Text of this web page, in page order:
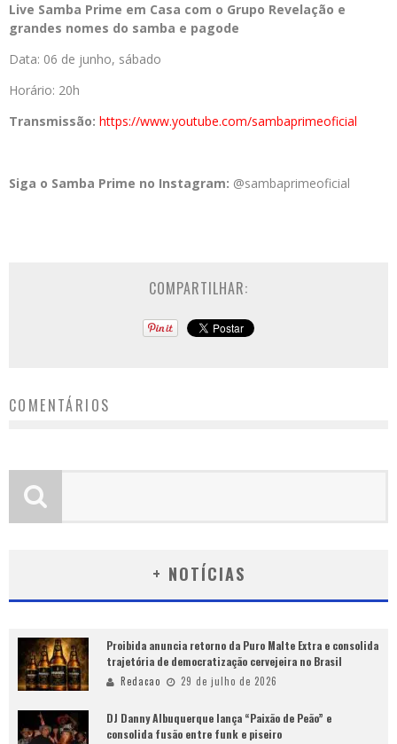
Live Samba Prime em Casa com o Grupo Revelação e
grandes nomes do samba e pagode
Data: 06 de junho, sábado
Horário: 20h
Transmissão: https://www.youtube.com/sambaprimeoficial
Siga o Samba Prime no Instagram: @sambaprimeoficial
COMPARTILHAR:
COMENTÁRIOS
+ NOTÍCIAS
Proibida anuncia retorno da Puro Malte Extra e consolida
trajetória de democratização cervejeira no Brasil
Redacao 29 de julho de 2026
DJ Danny Albuquerque lança “Paixão de Peão” e
consolida fusão entre funk e piseiro